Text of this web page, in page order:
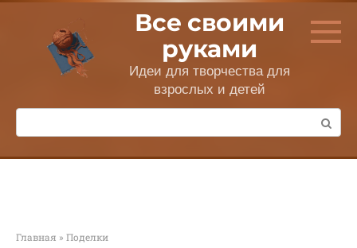
Перейти
контенту
Все своими
руками
Идеи для творчества для
взрослых и детей
Поиск:
Главная » Поделки